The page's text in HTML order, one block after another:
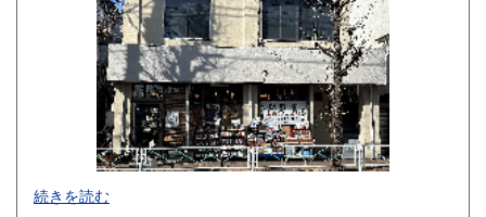
1,800円 愛媛県
1,800円 福岡県
1,800円 長崎県
1,800円 大分県
宮崎県
東京都では「銀装堂」として営業しております。
基本的には同じ書店となります。
続きを読む